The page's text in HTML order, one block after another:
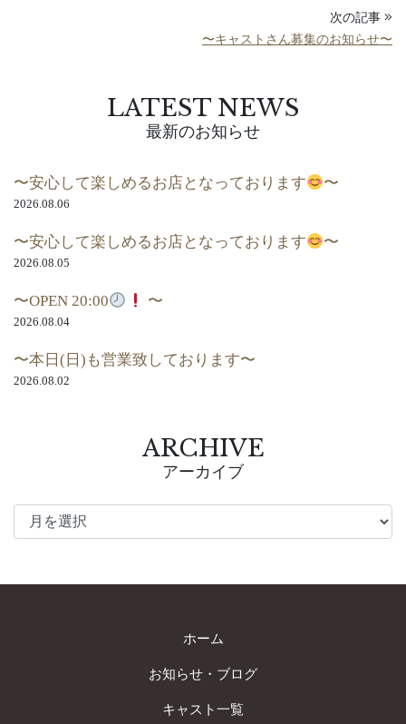
次の記事
〜キャストさん募集のお知らせ〜
LATEST NEWS
最新のお知らせ
〜安心して楽しめるお店となっております 〜
2026.08.06
〜安心して楽しめるお店となっております 〜
2026.08.05
〜OPEN 20:00 〜
2026.08.04
〜本日(日)も営業致しております〜
2026.08.02
ARCHIVE
アーカイブ
ホーム
お知らせ・ブログ
キャスト一覧